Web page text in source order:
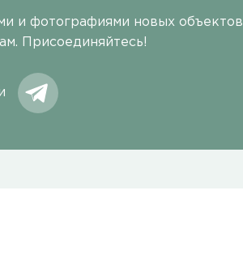
и фотографиями новых объектов
Присоединяйтесь!